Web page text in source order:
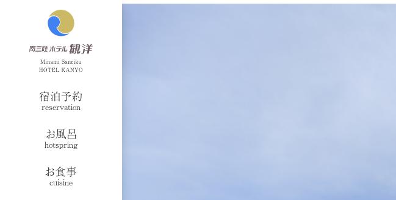
宿泊予約
reservation
お風呂
hotspring
お食事
cuisine